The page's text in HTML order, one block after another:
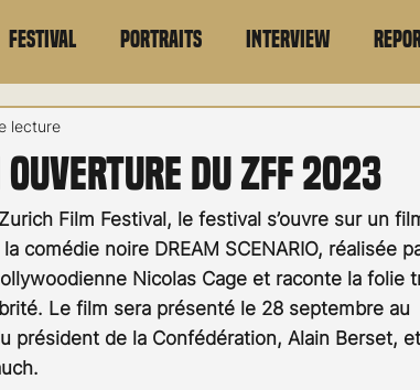
Festival Portraits Interview
En bref
Rossier Streaming Stefanie Rossier
du ZFF 2023
lecture
Film Festival, le festival s’ouvre sur un
comédie noire DREAM SCENARIO, réalisée
Nicolas Cage et raconte la folie
Le film sera présenté le 28 septembre au
président de la Confédération, Alain Berset,